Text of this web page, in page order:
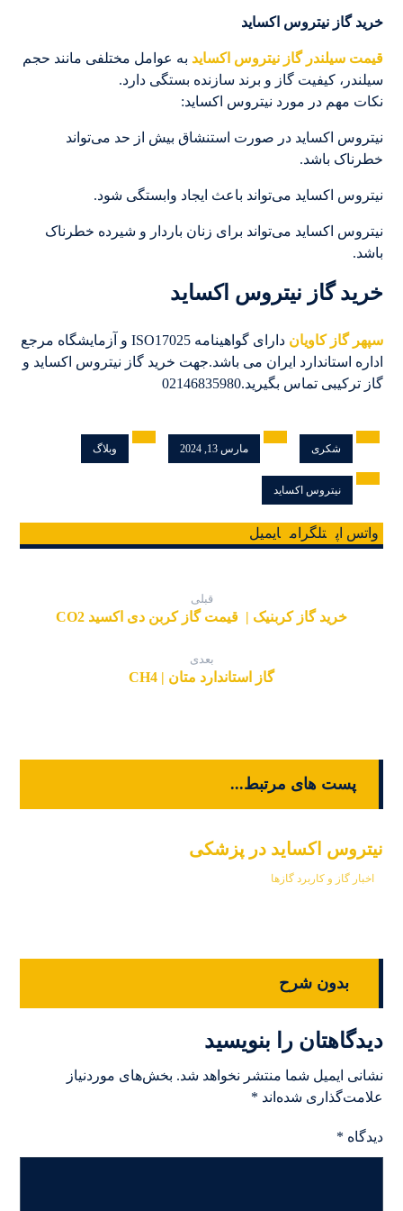
خرید گاز نیتروس اکساید
قیمت سیلندر گاز نیتروس اکساید به عوامل مختلفی مانند حجم
سیلندر، کیفیت گاز و برند سازنده بستگی دارد.
نکات مهم در مورد نیتروس اکساید:
نیتروس اکساید در صورت استنشاق بیش از حد می‌تواند
خطرناک باشد.
نیتروس اکساید می‌تواند باعث ایجاد وابستگی شود.
نیتروس اکساید می‌تواند برای زنان باردار و شیرده خطرناک
باشد.
خرید گاز نیتروس اکساید
سپهر گاز کاویان
دارای گواهینامه ISO17025 و آزمایشگاه مرجع
اداره استاندارد ایران می باشد.جهت خرید گاز نیتروس اکساید و
گاز ترکیبی تماس بگیرید.02146835980
شکری مارس 13, 2024 وبلاگ
نیتروس اکساید
واتس اپ تلگرام ایمیل
قبلی
خرید گاز کربنیک | قیمت گاز کربن دی اکسید CO2
بعدی
گاز استاندارد متان | CH4
پست های مرتبط...
نیتروس اکساید در پزشکی
اخبار گاز و کاربرد گازها
بدون شرح
دیدگاهتان را بنویسید
نشانی ایمیل شما منتشر نخواهد شد. بخش‌های موردنیاز
علامت‌گذاری شده‌اند *
دیدگاه *